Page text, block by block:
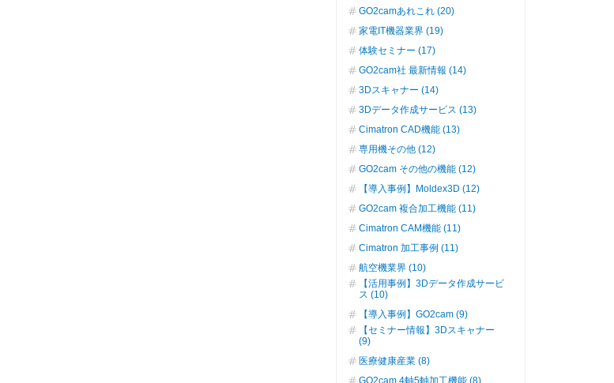
GO2camあれこれ (20)
家電IT機器業界 (19)
体験セミナー (17)
GO2cam社 最新情報 (14)
3Dスキャナー (14)
3Dデータ作成サービス (13)
Cimatron CAD機能 (13)
専用機その他 (12)
GO2cam その他の機能 (12)
【導入事例】Moldex3D (12)
GO2cam 複合加工機能 (11)
Cimatron CAM機能 (11)
Cimatron 加工事例 (11)
航空機業界 (10)
【活用事例】3Dデータ作成サービ
ス (10)
【導入事例】GO2cam (9)
【セミナー情報】3Dスキャナー
(9)
医療健康産業 (8)
GO2cam 4軸5軸加工機能 (8)